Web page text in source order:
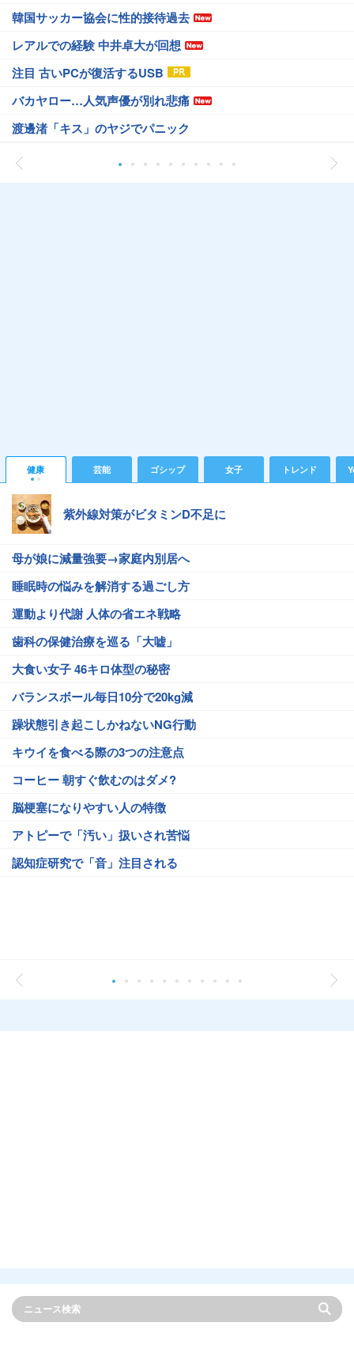
韓国サッカー協会に性的接待過去
レアルでの経験 中井卓大が回想
注目 古いPCが復活するUSB
バカヤロー…人気声優が別れ悲痛
渡邊渚「キス」のヤジでパニック
健康 芸能 ゴシップ 女子 トレンド
紫外線対策がビタミンD不足に
母が娘に減量強要→家庭内別居へ
睡眠時の悩みを解消する過ごし方
運動より代謝 人体の省エネ戦略
歯科の保健治療を巡る「大嘘」
大食い女子 46キロ体型の秘密
バランスボール毎日10分で20kg減
躁状態引き起こしかねないNG行動
キウイを食べる際の3つの注意点
コーヒー 朝すぐ飲むのはダメ?
脳梗塞になりやすい人の特徴
アトピーで「汚い」扱いされ苦悩
認知症研究で「音」注目される